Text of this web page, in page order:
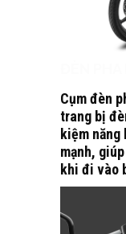
Cụm đèn
trang bị
kiệm
mạnh,
khi đi vào